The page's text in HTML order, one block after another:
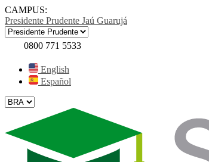
CAMPUS:
Presidente Prudente Jaú Guarujá
0800 771 5533
English
Español